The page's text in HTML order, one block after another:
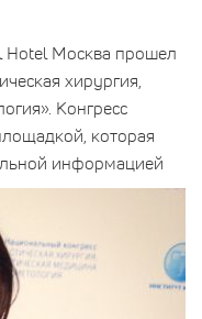
Hotel Москва прошел
хирургия,
Конгресс
которая
информацией